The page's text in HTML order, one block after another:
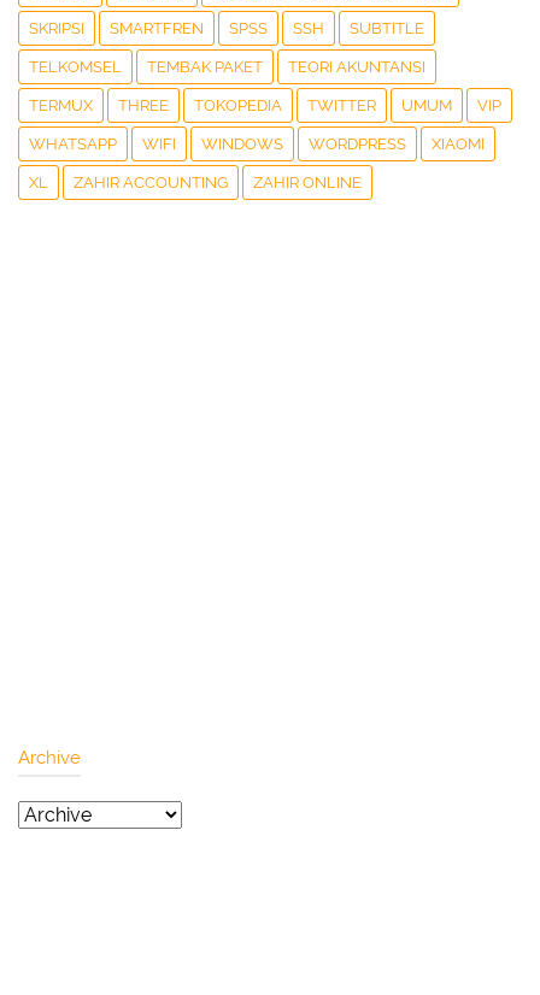
SKRIPSI SMARTFREN SPSS SSH SUBTITLE
TELKOMSEL TEMBAK PAKET TEORI AKUNTANSI
TERMUX THREE TOKOPEDIA TWITTER UMUM VIP
WHATSAPP WIFI WINDOWS WORDPRESS XIAOMI
XL ZAHIR ACCOUNTING ZAHIR ONLINE
Archive